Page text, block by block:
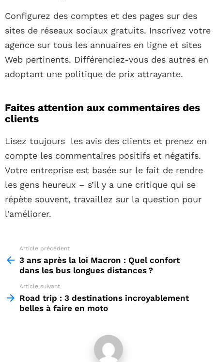
Configurez des comptes et des pages sur des
sites de réseaux sociaux gratuits. Inscrivez votre
agence sur tous les annuaires en ligne et sites
Web pertinents. Différenciez-vous des autres en
adoptant une politique de prix attrayante.
Faites attention aux commentaires des
clients
Lisez toujours les avis des clients et prenez en
compte les commentaires positifs et négatifs.
Votre entreprise est basée sur le fait de rendre
les gens heureux – s’il y a une critique qui se
répète souvent, travaillez sur la question pour
l’améliorer.
more
Article précédent
3 ans après la loi Macron : Quel confort
dans les bus longues distances ?
Article suivant
Road trip : 3 destinations incroyablement
belles à faire en moto